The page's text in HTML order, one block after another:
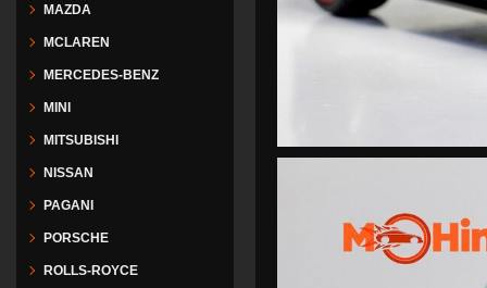
MAZDA
MCLAREN
MERCEDES-BENZ
MINI
MITSUBISHI
NISSAN
PAGANI
PORSCHE
ROLLS-ROYCE